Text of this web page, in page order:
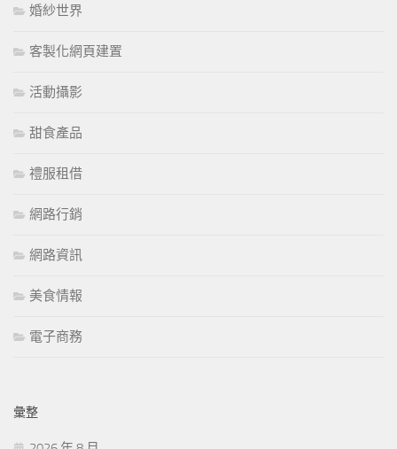
婚紗世界
客製化網頁建置
活動攝影
甜食產品
禮服租借
網路行銷
網路資訊
美食情報
電子商務
彙整